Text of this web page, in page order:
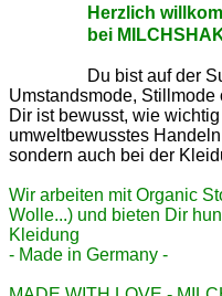
Herzlich
bei
Du bist auf der
Umstandsmode, Stillmode
Dir ist bewusst, wie
umweltbewusstes
sondern auch bei der
Wir arbeiten mit Organic
Wolle...) und bieten Dir
Kleidung
- Made in Germany -